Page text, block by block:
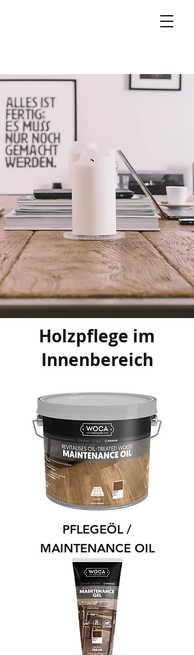
Holzpflege im
Innenbereich
PFLEGEÖL /
MAINTENANCE OIL